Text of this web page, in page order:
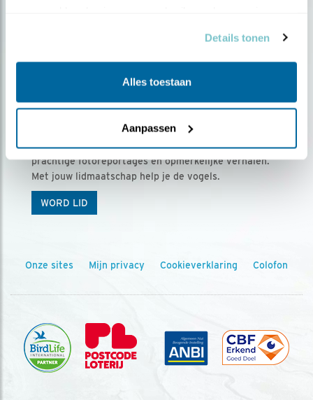
Details tonen
Alles toestaan
Aanpassen
Ontvang 5 x Vogels voor € 36,00 per jaar
Vogels is het tijdschrift voor onze leden, met
prachtige fotoreportages en opmerkelijke verhalen.
Met jouw lidmaatschap help je de vogels.
WORD LID
Onze sites Mijn privacy Cookieverklaring Colofon